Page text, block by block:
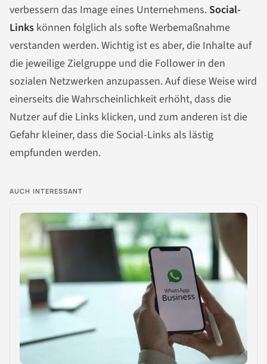
verbessern das Image eines Unternehmens. Social-
Links können folglich als softe Werbemaßnahme
verstanden werden. Wichtig ist es aber, die Inhalte auf
die jeweilige Zielgruppe und die Follower in den
sozialen Netzwerken anzupassen. Auf diese Weise wird
einerseits die Wahrscheinlichkeit erhöht, dass die
Nutzer auf die Links klicken, und zum anderen ist die
Gefahr kleiner, dass die Social-Links als lästig
empfunden werden.
AUCH INTERESSANT